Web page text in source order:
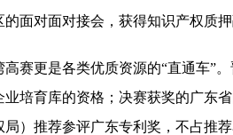
面对面对接会，获得知识产权质
高赛更是各类优质资源的“直通车”
业培育库的资格；决赛获奖的广东
）推荐参评广东专利奖，不占推荐